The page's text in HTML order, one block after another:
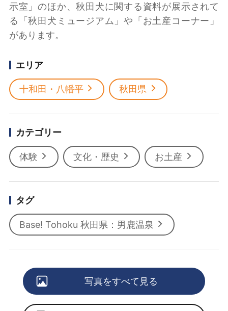
示室」のほか、秋田犬に関する資料が展示されて
る「秋田犬ミュージアム」や「お土産コーナー」
があります。
エリア
十和田・八幡平 秋田県
カテゴリー
体験 文化・歴史 お土産
タグ
Base! Tohoku 秋田県：男鹿温泉
写真をすべて見る